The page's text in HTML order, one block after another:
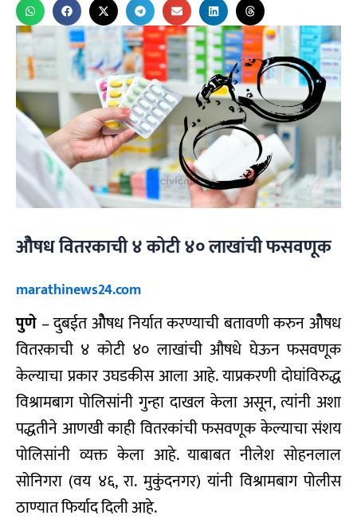
ओैषध वितरकाची ४ कोटी ४० लाखांची फसवणूक
marathinews24.com
पुणे – दुबईत ओैषध निर्यात करण्याची बतावणी करुन ओैषध
वितरकाची ४ कोटी ४० लाखांची औषधे घेऊन फसवणूक
केल्याचा प्रकार उघडकीस आला आहे. याप्रकरणी दोघांविरुद्ध
विश्रामबाग पोलिसांनी गुन्हा दाखल केला असून, त्यांनी अशा
पद्धतीने आणखी काही वितरकांची फसवणूक केल्याचा संशय
पोलिसांनी व्यक्त केला आहे. याबाबत नीलेश सोहनलाल
सोनिगरा (वय ४६, रा. मुकुंदनगर) यांनी विश्रामबाग पोलीस
ठाण्यात फिर्याद दिली आहे.